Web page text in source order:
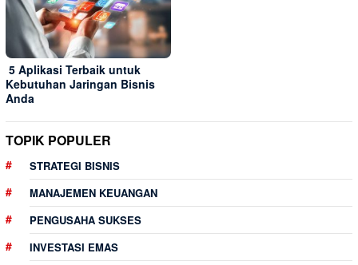
5 Aplikasi Terbaik untuk
Kebutuhan Jaringan Bisnis
Anda
TOPIK POPULER
STRATEGI BISNIS
MANAJEMEN KEUANGAN
PENGUSAHA SUKSES
INVESTASI EMAS